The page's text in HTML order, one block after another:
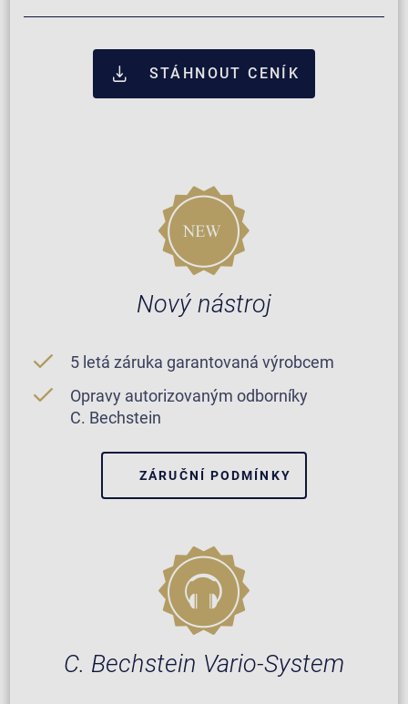
STÁHNOUT CENÍK
Nový nástroj
5 letá záruka garantovaná výrobcem
Opravy autorizovaným odborníky
C. Bechstein
ZÁRUČNÍ PODMÍNKY
C. Bechstein Vario-System